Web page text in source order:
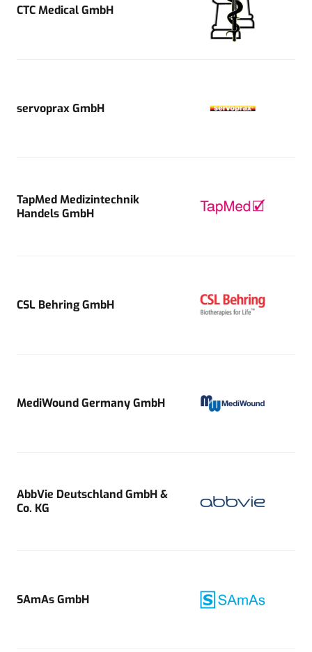
CTC Medical GmbH
servoprax GmbH
TapMed Medizintechnik
Handels GmbH
CSL Behring GmbH
MediWound Germany GmbH
AbbVie Deutschland GmbH &
Co. KG
SAmAs GmbH